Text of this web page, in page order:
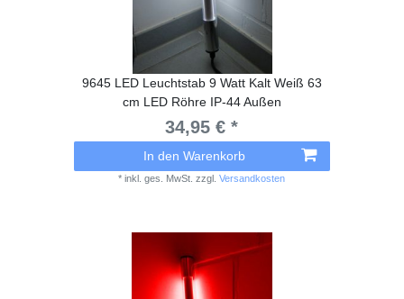
9645 LED Leuchtstab 9 Watt Kalt Weiß 63
cm LED Röhre IP-44 Außen
34,95 € *
In den Warenkorb
*inkl. ges. MwSt. zzgl.Versandkosten